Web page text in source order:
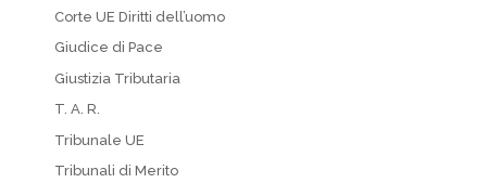
Corte UE Diritti dell’uomo
Giudice di Pace
Giustizia Tributaria
T. A. R.
Tribunale UE
Tribunali di Merito